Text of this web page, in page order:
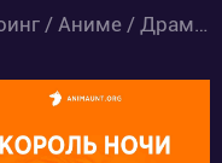
Онгоинг / Аниме / Драма / Приключения